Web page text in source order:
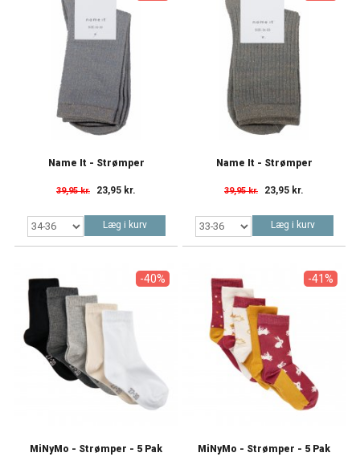
Name It - Strømper
39,95 kr. 23,95 kr.
Læg i kurv
Name It - Strømper
39,95 kr. 23,95 kr.
Læg i kurv
-40%
MiNyMo - Strømper - 5 Pak
-41%
MiNyMo - Strømper - 5 Pak